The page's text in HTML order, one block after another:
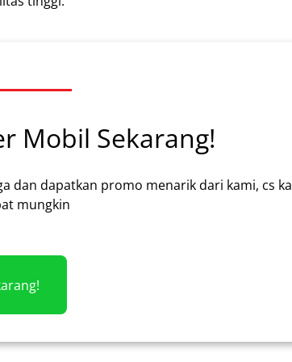
Mobil Sekarang!
dan dapatkan promo menarik dari kami, cs
mungkin